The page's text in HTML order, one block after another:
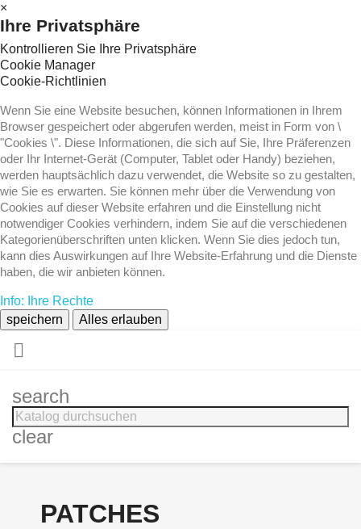
×
Ihre Privatsphäre
Kontrollieren Sie Ihre Privatsphäre
Cookie Manager
Cookie-Richtlinien
Wenn Sie eine Website besuchen, können Informationen in Ihrem
Browser gespeichert oder abgerufen werden, meist in Form von \
"Cookies \". Diese Informationen, die sich auf Sie, Ihre Präferenzen
oder Ihr Internet-Gerät (Computer, Tablet oder Handy) beziehen,
werden hauptsächlich dazu verwendet, die Website so zu gestalten,
wie Sie es erwarten. Sie können mehr über die Verwendung von
Cookies auf dieser Website erfahren und die Einstellung nicht
notwendiger Cookies verhindern, indem Sie auf die verschiedenen
Kategorienüberschriften unten klicken. Wenn Sie dies jedoch tun,
kann dies Auswirkungen auf Ihre Website-Erfahrung und die Dienste
haben, die wir anbieten können.
Info: Ihre Rechte
speichern
Alles erlauben

search
clear
PATCHES